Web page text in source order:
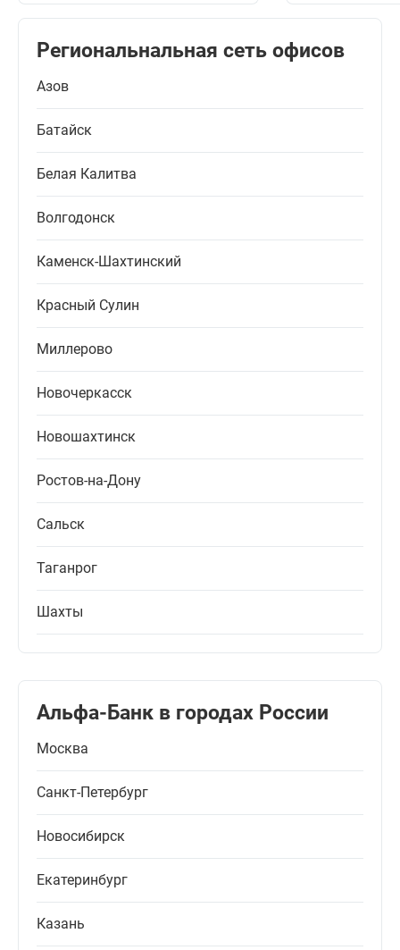
Региональнальная сеть офисов
Азов
Батайск
Белая Калитва
Волгодонск
Каменск-Шахтинский
Красный Сулин
Миллерово
Новочеркасск
Новошахтинск
Ростов-на-Дону
Сальск
Таганрог
Шахты
Альфа-Банк в городах России
Москва
Санкт-Петербург
Новосибирск
Екатеринбург
Казань